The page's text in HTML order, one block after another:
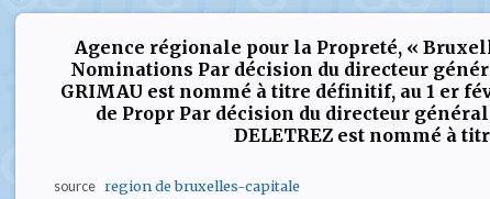
Agence régionale pour la Propreté, «
Nominations Par décision du directeur
GRIMAU est nommé à titre définitif, au 1 er
de Propr Par décision du directeur
DELETREZ est nommé à
source region de bruxelles-capitale